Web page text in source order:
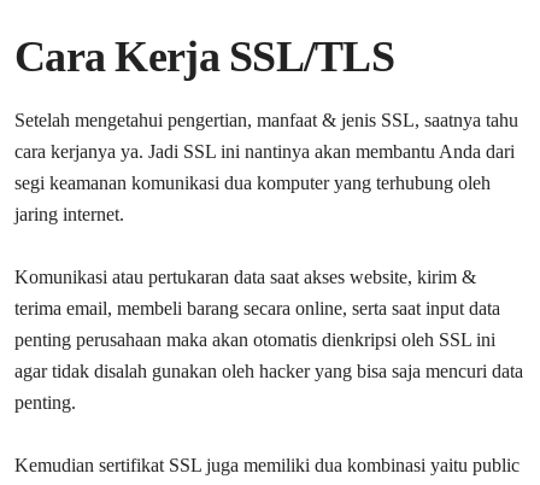
Cara Kerja SSL/TLS
Setelah mengetahui pengertian, manfaat & jenis SSL, saatnya tahu
cara kerjanya ya. Jadi SSL ini nantinya akan membantu Anda dari
segi keamanan komunikasi dua komputer yang terhubung oleh
jaring internet.
Komunikasi atau pertukaran data saat akses website, kirim &
terima email, membeli barang secara online, serta saat input data
penting perusahaan maka akan otomatis dienkripsi oleh SSL ini
agar tidak disalah gunakan oleh hacker yang bisa saja mencuri data
penting.
Kemudian sertifikat SSL juga memiliki dua kombinasi yaitu public